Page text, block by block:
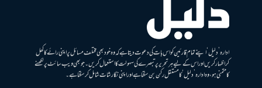
ادارہ ’دلیل‘ اپنے تمام قارئین کو اس بات کی دعوت دیتا ہے کہ وہ خود بھی مختلف مسائل پر اپنی رائے کا کھل
کر اظہار کریں اور اس کے لیے ہر تحریر پر تبصرے کی سہولت کا استعمال کریں۔ جو بھی ویب سائٹ پر لکھنے
کا متمنی ہو، وہ ادارہ ’دلیل‘ کا مستقل رکن بن سکتا ہے اور اپنی نگارشات شامل کرسکتا ہے۔